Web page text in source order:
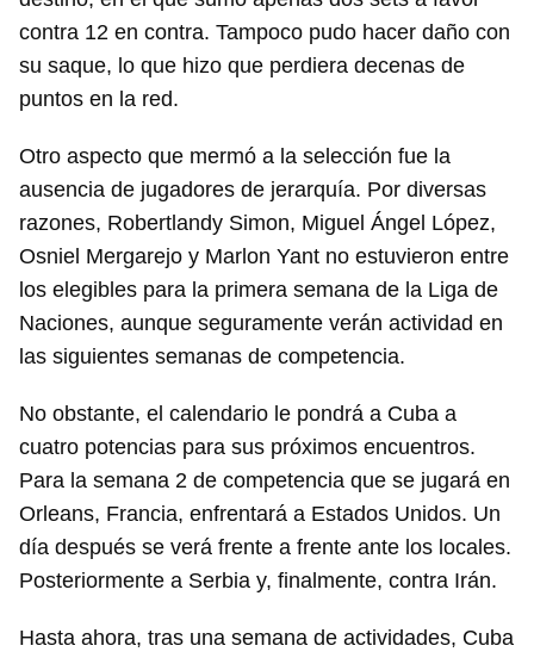
contra 12 en contra. Tampoco pudo hacer daño con
su saque, lo que hizo que perdiera decenas de
puntos en la red.
Otro aspecto que mermó a la selección fue la
ausencia de jugadores de jerarquía. Por diversas
razones, Robertlandy Simon, Miguel Ángel López,
Osniel Mergarejo y Marlon Yant no estuvieron entre
los elegibles para la primera semana de la Liga de
Naciones, aunque seguramente verán actividad en
las siguientes semanas de competencia.
No obstante, el calendario le pondrá a Cuba a
cuatro potencias para sus próximos encuentros.
Para la semana 2 de competencia que se jugará en
Orleans, Francia, enfrentará a Estados Unidos. Un
día después se verá frente a frente ante los locales.
Posteriormente a Serbia y, finalmente, contra Irán.
Hasta ahora, tras una semana de actividades, Cuba